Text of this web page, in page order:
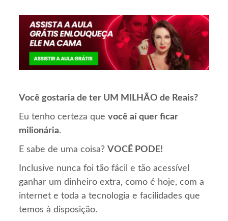
Você gostaria de ter UM MILHÃO de Reais?
Eu tenho certeza quevocê aí quer ficar
milionária.
E sabe de uma coisa? VOCÊ PODE!
Inclusive nunca foi tão fácil e tão acessível
ganhar um dinheiro extra, como é hoje, com a
internet e toda a tecnologia e facilidades que
temos à disposição.